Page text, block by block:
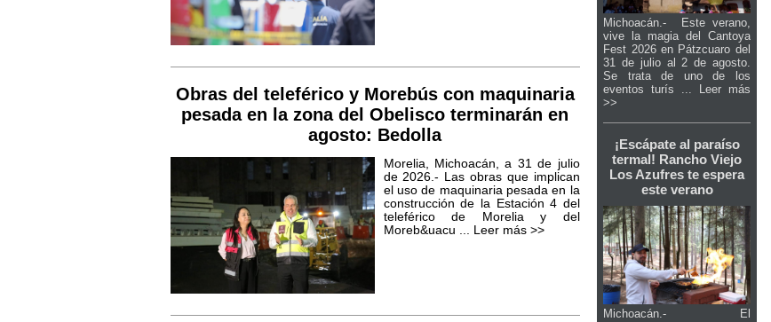
Obras del teleférico y Morebús con maquinaria
pesada en la zona del Obelisco terminarán en
agosto: Bedolla
Morelia, Michoacán, a 31 de julio
de 2026.- Las obras que implican
el uso de maquinaria pesada en la
construcción de la Estación 4 del
teleférico de Morelia y del
Moreb&uacu ... Leer más >>
Michoacán.- Este verano,
vive la magia del Cantoya
Fest 2026 en Pátzcuaro del
31 de julio al 2 de agosto.
Se trata de uno de los
eventos turís ...
Leer más
>>
¡Escápate al paraíso
termal! Rancho Viejo
Los Azufres te espera
este verano
Michoacán.- El